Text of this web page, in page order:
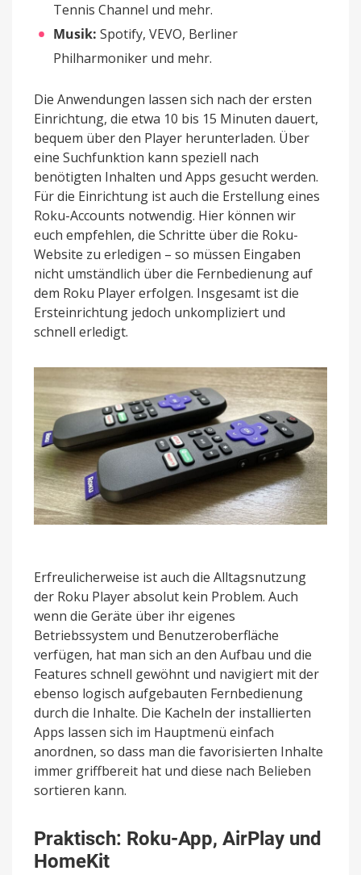
Tennis Channel und mehr.
Musik: Spotify, VEVO, Berliner
Philharmoniker und mehr.
Die Anwendungen lassen sich nach der ersten
Einrichtung, die etwa 10 bis 15 Minuten dauert,
bequem über den Player herunterladen. Über
eine Suchfunktion kann speziell nach
benötigten Inhalten und Apps gesucht werden.
Für die Einrichtung ist auch die Erstellung eines
Roku-Accounts notwendig. Hier können wir
euch empfehlen, die Schritte über die Roku-
Website zu erledigen – so müssen Eingaben
nicht umständlich über die Fernbedienung auf
dem Roku Player erfolgen. Insgesamt ist die
Ersteinrichtung jedoch unkompliziert und
schnell erledigt.
Erfreulicherweise ist auch die Alltagsnutzung
der Roku Player absolut kein Problem. Auch
wenn die Geräte über ihr eigenes
Betriebssystem und Benutzeroberfläche
verfügen, hat man sich an den Aufbau und die
Features schnell gewöhnt und navigiert mit der
ebenso logisch aufgebauten Fernbedienung
durch die Inhalte. Die Kacheln der installierten
Apps lassen sich im Hauptmenü einfach
anordnen, so dass man die favorisierten Inhalte
immer griffbereit hat und diese nach Belieben
sortieren kann.
Praktisch: Roku-App, AirPlay und
HomeKit